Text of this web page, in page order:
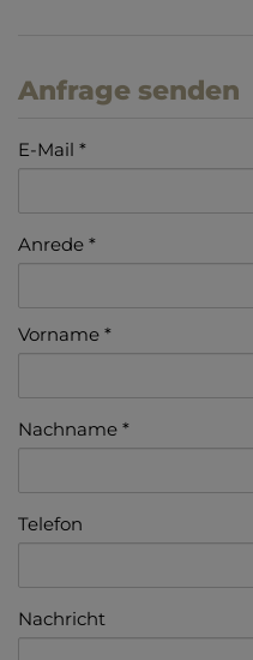
Anfrage senden
E-Mail
Anrede
Vorname
Nachname
Telefon
Nachricht